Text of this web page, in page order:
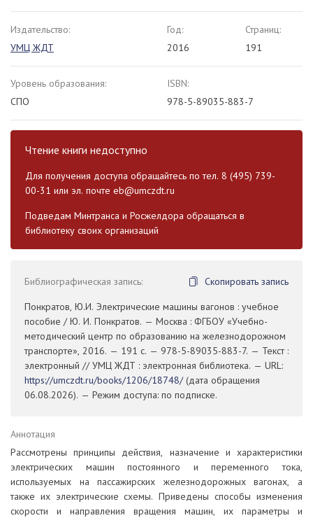
Издательство:
УМЦ ЖДТ
Год:
2016
Страниц:
191
Уровень образования:
СПО
ISBN:
978-5-89035-883-7
Чтение книги недоступно
Для получения доступа обращайтесь по тел. 8 (495) 739-
00-31 или эл. почте eb@umczdt.ru
Подведам Минтранса и Росжелдора обращаться в
библиотеку своих организаций
Библиографическая запись:
Скопировать запись
Понкратов, Ю.И. Электрические машины вагонов : учебное
пособие / Ю. И. Понкратов. — Москва : ФГБОУ «Учебно-
методический центр по образованию на железнодорожном
транспорте», 2016. — 191 с. — 978-5-89035-883-7. — Текст :
электронный // УМЦ ЖДТ : электронная библиотека. — URL:
https://umczdt.ru/books/1206/18748/(дата обращения
06.08.2026). — Режим доступа: по подписке.
Аннотация
Рассмотрены принципы действия, назначение и характеристики
электрических машин постоянного и переменного тока,
используемых на пассажирских железнодорожных вагонах, а
также их электрические схемы. Приведены способы изменения
скорости и направления вращения машин, их параметры и